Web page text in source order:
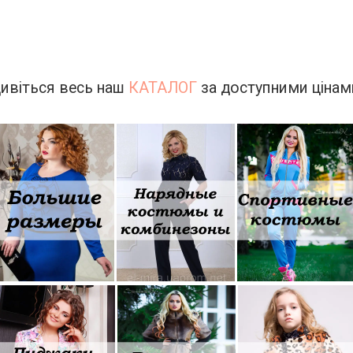
весь наш КАТАЛОГ за доступними